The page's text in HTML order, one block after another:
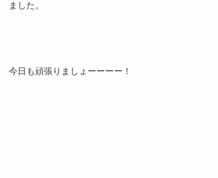
ました。
今日も頑張りましょーーーー！